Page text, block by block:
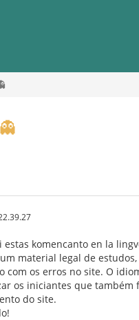
estas komencanto en la
material legal de
com os erros no site. O
os iniciantes que
do site.